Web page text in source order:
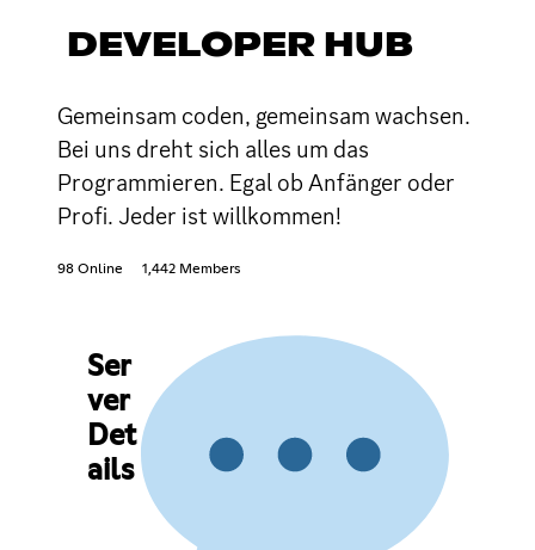
DEVELOPER HUB
Gemeinsam coden, gemeinsam wachsen.
Bei uns dreht sich alles um das
Programmieren. Egal ob Anfänger oder
Profi. Jeder ist willkommen!
98 Online 1,442 Members
Ser
ver
Det
ails